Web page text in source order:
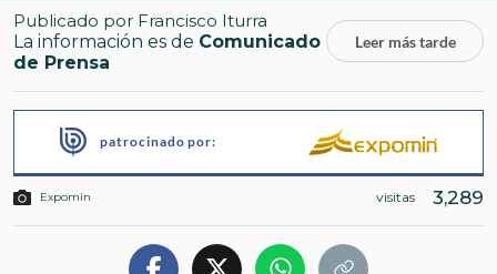
Publicado por Francisco Iturra
La información es de Comunicado
de Prensa
Leer más tarde
patrocinado por:
Expomin visitas 3,289